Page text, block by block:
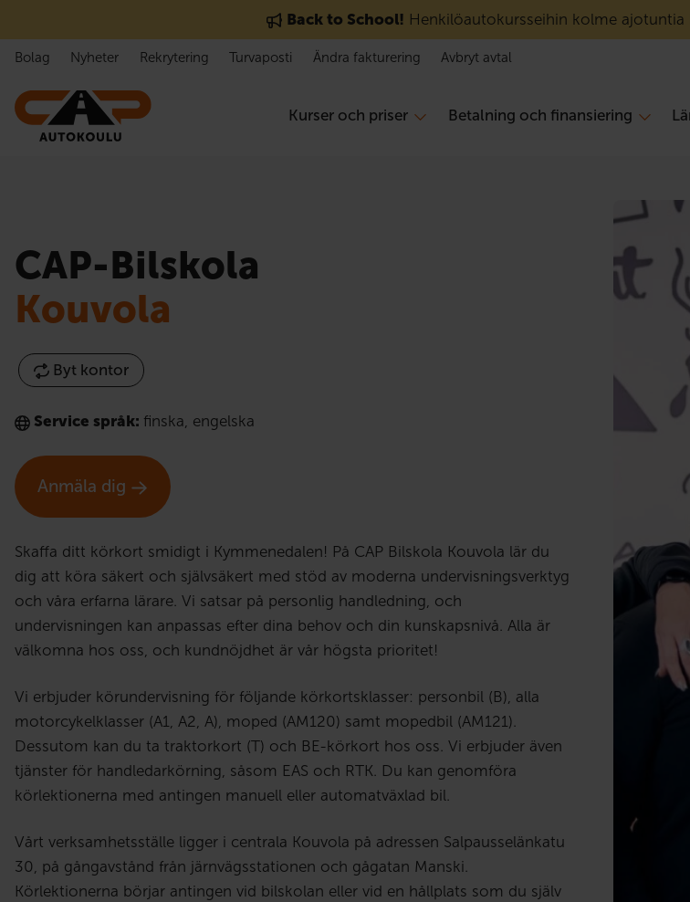
Back to School! Henkilöautokursseihin kolme ajotuntia
Kurser och priser Betalning och finansiering
Bolag Nyheter Rekrytering Turvaposti Ändra fakturering Avbryt avtal
CAP-Bilskola
Kouvola
Byt kontor
Service språk: finska, engelska
Anmäla dig
Skaffa ditt körkort smidigt i Kymmenedalen! På CAP Bilskola Kouvola lär du
dig att köra säkert och självsäkert med stöd av moderna undervisningsverktyg
och våra erfarna lärare. Vi satsar på personlig handledning, och
undervisningen kan anpassas efter dina behov och din kunskapsnivå. Alla är
välkomna hos oss, och kundnöjdhet är vår högsta prioritet!
Vi erbjuder körundervisning för följande körkortsklasser: personbil (B), alla
motorcykelklasser (A1, A2, A), moped (AM120) samt mopedbil (AM121).
Dessutom kan du ta traktorkort (T) och BE-körkort hos oss. Vi erbjuder även
tjänster för handledarkörning, såsom EAS och RTK. Du kan genomföra
körlektionerna med antingen manuell eller automatväxlad bil.
Vårt verksamhetsställe ligger i centrala Kouvola på adressen Salpausselänkatu
30, på gångavstånd från järnvägsstationen och gågatan Manski.
Körlektionerna börjar antingen vid bilskolan eller vid en hållplats som du själv